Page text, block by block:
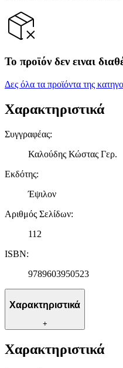
Το προϊόν δεν ειναι
Δες όλα τα προϊόντα της
Χαρακτηριστικά
Συγγραφέας:
Καλούδης Κώστας Γερ.
Εκδότης:
Έψιλον
Αριθμός Σελίδων:
112
ISBN:
9789603950523
Χαρακτηριστικά
+
Χαρακτηριστικά